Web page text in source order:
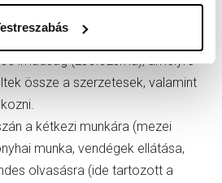
legfontosabb munkája az
imádság (zsolozsma), amelyre
össze a szerzetesek, valamint
a kétkezi munkára (mezei
munka, vendégek ellátása,
olvasásra (ide tartozott a